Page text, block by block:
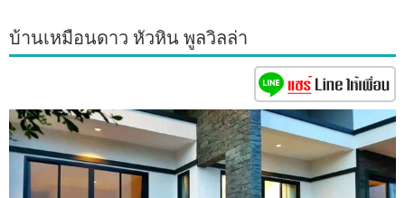
บ้านเหมือนดาว หัวหิน พูลวิลล่า